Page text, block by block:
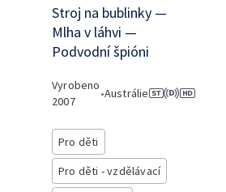
Stroj na bublinky —
Mlha v láhvi —
Podvodní špióni
Vyrobeno
2007
•Austrálie
Pro děti
Pro děti - vzdělávací